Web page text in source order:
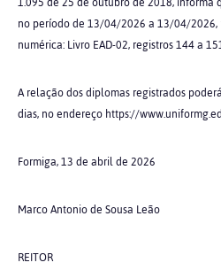
no período de 13/04/2026 a 13/04/
numérica: Livro EAD-02, registros 144 a
A relação dos diplomas registrados
dias, no endereço https://
Formiga, 13 de abril de 2026
Marco Antonio de Sousa Leão
REITOR